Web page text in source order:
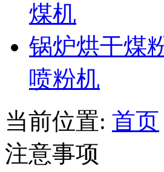
煤机
锅炉烘干煤
喷粉机
当前位置: 首页
注意事项